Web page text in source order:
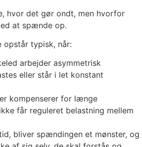
hvor det gør ondt, men hvorfor
at spænde op.
opstår typisk, når:
arbejder asymmetrisk
eller står i let konstant
kompenserer for længe
får reguleret belastning mellem
bliver spændingen et mønster, og